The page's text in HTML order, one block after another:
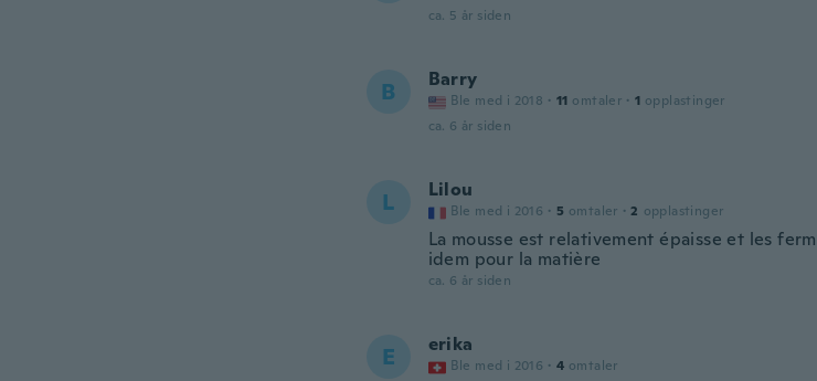
ca. 5 år siden
B Barry
Ble med i 2018 · 11 omtaler · 1 opplastinger
ca. 6 år siden
L Lilou
Ble med i 2016 · 5 omtaler · 2 opplastinger
La mousse est relativement épaisse et les
idem pour la matière
ca. 6 år siden
E erika
Ble med i 2016 · 4 omtaler